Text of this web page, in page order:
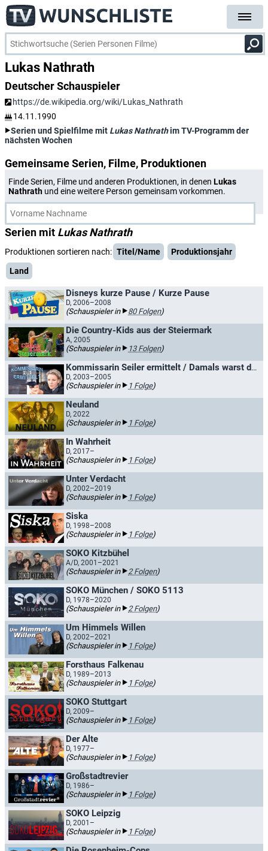
Lukas Nathrath
Deutscher Schauspieler
https://de.wikipedia.org/wiki/Lukas_Nathrath
14.11.1990
Serien und Spielfilme mit Lukas Nathrathim TV-Programm der
nächsten Wochen
Gemeinsame Serien, Filme, Produktionen
Finde Serien, Filme und anderen Produktionen, in denen Lukas
Nathrath und eine weitere Person gemeinsam vorkommen.
Serien mit Lukas Nathrath
Produktionen sortieren nach: Titel/Name
Produktionsjahr
Land
Disneys kurze Pause / Kurze Pause
D, 2006–2008
(Schauspieler in 80 Folgen)
Die Country-Kids aus der Steiermark
A, 2005
(Schauspieler in 13 Folgen)
Kommissarin Seiler ermittelt / Damals warst du still
D, 2003–2005
(Schauspieler in 1 Folge)
Neuland
D, 2022
(Schauspieler in 1 Folge)
In Wahrheit
D, 2017–
(Schauspieler in 1 Folge)
Unter Verdacht
D, 2002–2019
(Schauspieler in 1 Folge)
Siska
D, 1998–2008
(Schauspieler in 1 Folge)
SOKO Kitzbühel
A/D, 2001–2021
(Schauspieler in 2 Folgen)
SOKO München / SOKO 5113
D, 1978–2020
(Schauspieler in 2 Folgen)
Um Himmels Willen
D, 2002–2021
(Schauspieler in 1 Folge)
Forsthaus Falkenau
D, 1989–2013
(Schauspieler in 1 Folge)
SOKO Stuttgart
D, 2009–
(Schauspieler in 1 Folge)
Der Alte
D, 1977–
(Schauspieler in 1 Folge)
Großstadtrevier
D, 1986–
(Schauspieler in 1 Folge)
SOKO Leipzig
D, 2001–
(Schauspieler in 1 Folge)